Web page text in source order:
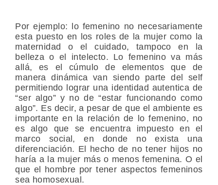
Por ejemplo: lo femenino no necesariamente
esta puesto en los roles de la mujer como la
maternidad o el cuidado, tampoco en la
belleza o el intelecto. Lo femenino va más
allá, es el cúmulo de elementos que de
manera dinámica van siendo parte del self
permitiendo lograr una identidad autentica de
“ser algo” y no de “estar funcionando como
algo”. Es decir, a pesar de que el ambiente es
importante en la relación de lo femenino, no
es algo que se encuentra impuesto en el
marco social, en donde no exista una
diferenciación. El hecho de no tener hijos no
haría a la mujer más o menos femenina. O el
que el hombre por tener aspectos femeninos
sea homosexual.